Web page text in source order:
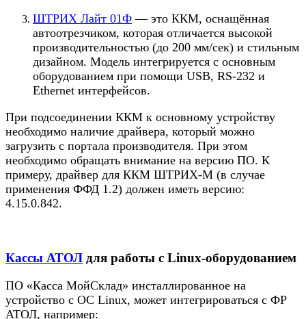
ШТРИХ Лайт 01Ф — это ККМ, оснащённая
автоотрезчиком, которая отличается высокой
производительностью (до 200 мм/сек) и стильным
дизайном. Модель интегрируется с основным
оборудованием при помощи USB, RS-232 и
Ethernet интерфейсов.
При подсоединении ККМ к основному устройству
необходимо наличие драйвера, который можно
загрузить с портала производителя. При этом
необходимо обращать внимание на версию ПО. К
примеру, драйвер для ККМ ШТРИХ-М (в случае
применения ФФД 1.2) должен иметь версию:
4.15.0.842.
Кассы АТОЛ для работы с Linux-оборудованием
ПО «Касса МойСклад» инсталлированное на
устройство с ОС Linux, может интегрироваться с ФР
АТОЛ, например: